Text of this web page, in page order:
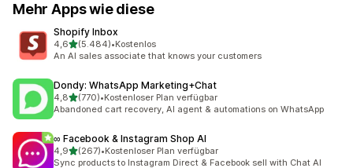
Mehr Apps wie diese
Shopify Inbox
4,6von 5 Sternen
(5.484)
5484 Rezensionen insgesamt
•Kostenlos
An AI sales associate that knows your customers
Dondy: WhatsApp Marketing+Chat
4,8von 5 Sternen
(770)
770 Rezensionen insgesamt
•Kostenloser Plan verfügbar
Abandoned cart recovery, AI agent & automations on WhatsApp
∞ Facebook & Instagram Shop AI
4,9von 5 Sternen
(267)
267 Rezensionen insgesamt
•Kostenloser Plan verfügbar
Sync products to Instagram Direct & Facebook sell with Chat AI